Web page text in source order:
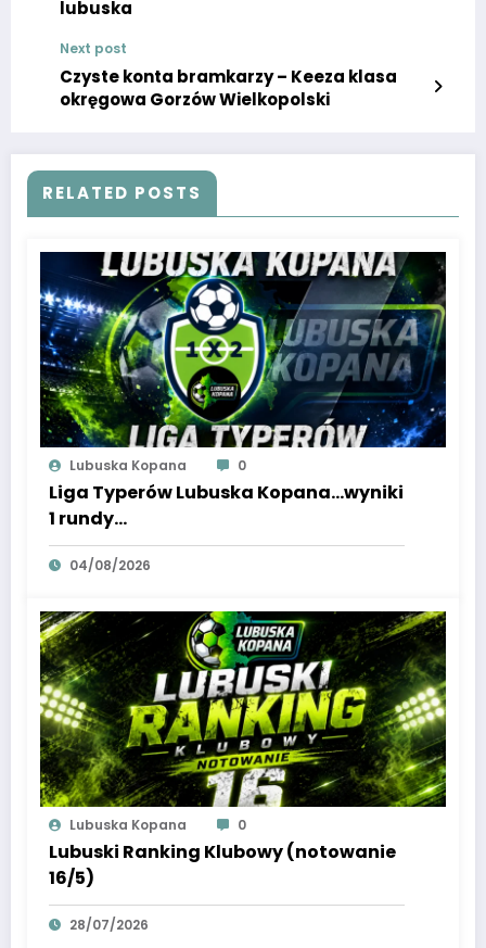
lubuska
Next post
Czyste konta bramkarzy – Keeza klasa
okręgowa Gorzów Wielkopolski
RELATED POSTS
Lubuska Kopana 0
Liga Typerów Lubuska Kopana…wyniki
1 rundy…
04/08/2026
Lubuska Kopana 0
Lubuski Ranking Klubowy (notowanie
16/5)
28/07/2026